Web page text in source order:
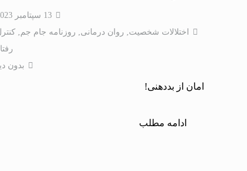
13 سپتامبر 2023
اختلالات شخصيت
روان درمانی روزنامه جام جم
بدون
امان از بددهنی!
ادامه مطلب